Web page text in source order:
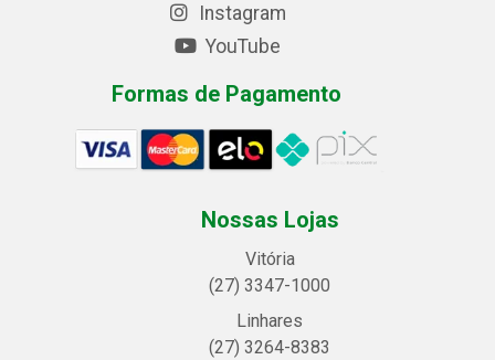
Instagram
YouTube
Formas de Pagamento
Nossas Lojas
Vitória
(27) 3347-1000
Linhares
(27) 3264-8383